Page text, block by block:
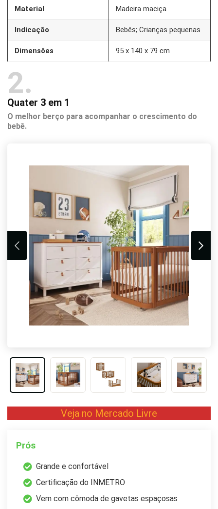
Material Madeira maciça
Indicação Bebês; Crianças pequenas
Dimensões 95 x 140 x 79 cm
2
Quater 3 em 1
O melhor berço para acompanhar o crescimento do
bebê.
Veja no Mercado Livre
Prós
Grande e confortável
Certificação do INMETRO
Vem com cômoda de gavetas espaçosas